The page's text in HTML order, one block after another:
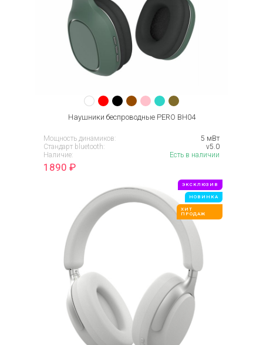
Наушники беспроводные PERO BH04
Мощность динамиков:
5 мВт
Стандарт bluetooth:
v5.0
Наличие:
Есть в наличии
1890 ₽
ЭКСКЛЮЗИВ
НОВИНКА
ХИТ
ПРОДАЖ